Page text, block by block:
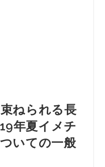
ねられる長
年夏イメチ
いての一般